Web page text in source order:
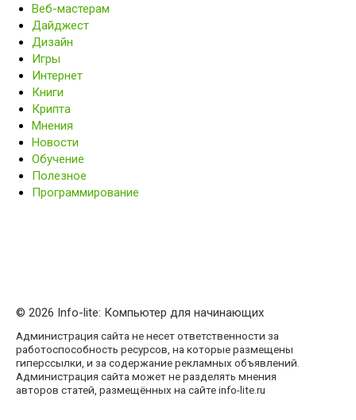
Веб-мастерам
Дайджест
Дизайн
Игры
Интернет
Книги
Крипта
Мнения
Новости
Обучение
Полезное
Программирование
© 2026 Info-lite: Компьютер для начинающих
Администрация сайта не несет ответственности за
работоспособность ресурсов, на которые размещены
гиперссылки, и за содержание рекламных объявлений.
Администрация сайта может не разделять мнения
авторов статей, размещённых на сайте info-lite.ru